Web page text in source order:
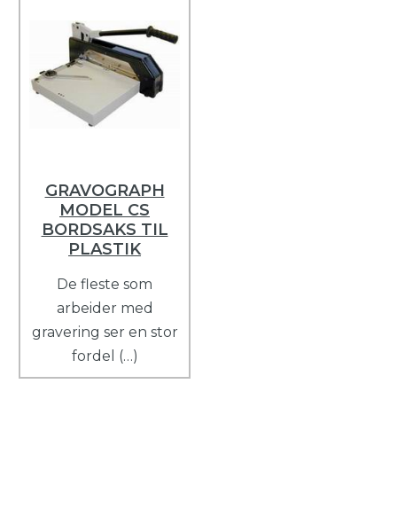
GRAVOGRAPH
MODEL CS
BORDSAKS TIL
PLASTIK
De fleste som
arbeider med
gravering ser en stor
fordel (…)